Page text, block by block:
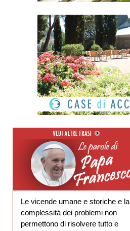
Le vicende umane e storiche e la
complessità dei problemi non
permettono di risolvere tutto e